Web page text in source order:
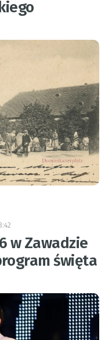
w Zawadzie
święta